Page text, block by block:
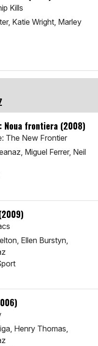
Kills
Katie Wright, Marley
Noua frontiera (2008)
The New Frontier
Miguel Ferrer, Neil
Ellen Burstyn,
Henry Thomas,